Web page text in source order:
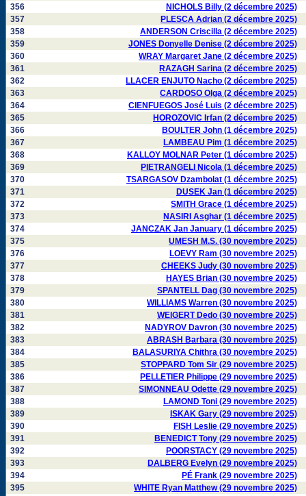
356
NICHOLS Billy (2 décembre 2025)
357
PLESCA Adrian (2 décembre 2025)
358
ANDERSON Criscilla (2 décembre 2025)
359
JONES Donyelle Denise (2 décembre 2025)
360
WRAY Margaret Jane (2 décembre 2025)
361
RAZAGH Sarina (2 décembre 2025)
362
LLACER ENJUTO Nacho (2 décembre 2025)
363
CARDOSO Olga (2 décembre 2025)
364
CIENFUEGOS José Luis (2 décembre 2025)
365
HOROZOVIC Irfan (2 décembre 2025)
366
BOULTER John (1 décembre 2025)
367
LAMBEAU Pim (1 décembre 2025)
368
KALLOY MOLNAR Peter (1 décembre 2025)
369
PIETRANGELI Nicola (1 décembre 2025)
370
TSARGASOV Dzambolat (1 décembre 2025)
371
DUSEK Jan (1 décembre 2025)
372
SMITH Grace (1 décembre 2025)
373
NASIRI Asghar (1 décembre 2025)
374
JANCZAK Jan January (1 décembre 2025)
375
UMESH M.S. (30 novembre 2025)
376
LOEVY Ram (30 novembre 2025)
377
CHEEKS Judy (30 novembre 2025)
378
HAYES Brian (30 novembre 2025)
379
SPANTELL Dag (30 novembre 2025)
380
WILLIAMS Warren (30 novembre 2025)
381
WEIGERT Dedo (30 novembre 2025)
382
NADYROV Davron (30 novembre 2025)
383
ABRASH Barbara (30 novembre 2025)
384
BALASURIYA Chithra (30 novembre 2025)
385
STOPPARD Tom Sir (29 novembre 2025)
386
PELLETIER Philippe (29 novembre 2025)
387
SIMONNEAU Odette (29 novembre 2025)
388
LAMOND Toni (29 novembre 2025)
389
ISKAK Gary (29 novembre 2025)
390
FISH Leslie (29 novembre 2025)
391
BENEDICT Tony (29 novembre 2025)
392
POORSTACY (29 novembre 2025)
393
DALBERG Evelyn (29 novembre 2025)
394
PÉ Frank (29 novembre 2025)
395
WHITE Ryan Matthew (29 novembre 2025)